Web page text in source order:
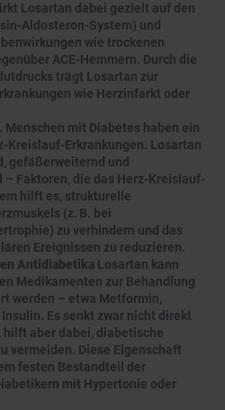
Losartan dabei gezielt auf den
Aldosteron-System) und
wie trockenen
ACE-Hemmern. Durch die
trägt Losartan zur
wie Herzinfarkt oder
Menschen mit Diabetes haben ein
Kreislauf-Erkrankungen. Losartan
gefäßerweiternd und
– Faktoren, die das Herz-Kreislauf-
hilft es, strukturelle
(z. B. bei
zu verhindern und das
Ereignissen zu reduzieren.
Antidiabetika Losartan kann
Medikamenten zur Behandlung
werden – etwa Metformin,
Es senkt zwar nicht direkt
aber dabei, diabetische
vermeiden. Diese Eigenschaft
festen Bestandteil der
mit Hypertonie oder